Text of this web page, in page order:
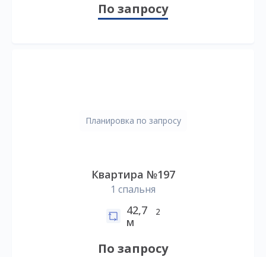
По запросу
Планировка по запросу
Квартира №197
1 спальня
42,7
м
2
По запросу